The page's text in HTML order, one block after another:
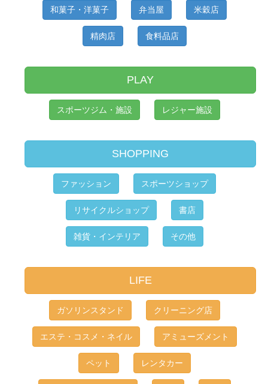
和菓子・洋菓子 弁当屋 米穀店
精肉店 食料品店
PLAY
スポーツジム・施設 レジャー施設
SHOPPING
ファッション スポーツショップ
リサイクルショップ 書店
雑貨・インテリア その他
LIFE
ガソリンスタンド クリーニング店
エステ・コスメ・ネイル アミューズメント
ペット レンタカー